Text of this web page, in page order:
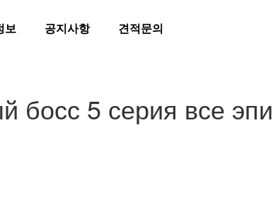
보 공지사항 견적문의
босс 5 серия все